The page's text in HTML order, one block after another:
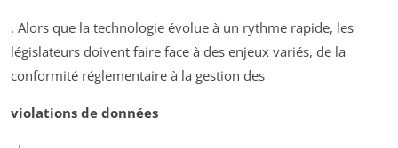
. Alors que la technologie évolue à un rythme rapide, les
législateurs doivent faire face à des enjeux variés, de la
conformité réglementaire à la gestion des
violations de données